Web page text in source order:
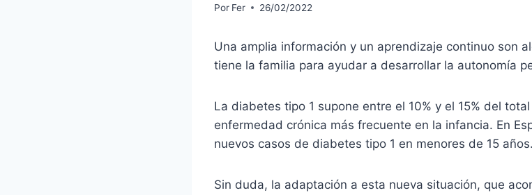
Por Fer 26/02/2022
Una amplia información y un aprendizaje continuo son
tiene la familia para ayudar a desarrollar la autonomía
La diabetes tipo 1 supone entre el 10% y el 15% del
enfermedad crónica más frecuente en la infancia. En
nuevos casos de diabetes tipo 1 en menores de 15 años.
Sin duda, la adaptación a esta nueva situación, que